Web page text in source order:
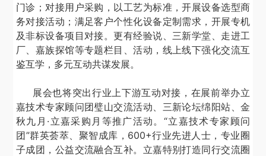
门诊；对接用户采购，以工艺为标准，开展设备选型商
务对接活动；满足客户个性化设备定制需求，开展专机
及非标设备项目对接。更有经验说、三新学堂、走进工
厂、嘉族探馆等专题栏目、活动，线上线下强化交流互
鉴互学，多元互动共谋发展。
展会也将突出行业上下游互动对接，在展前举办立
嘉技术专家顾问团璧山交流活动、三新论坛绵阳站、金
秋九月 ·立嘉采购月等推广活动。“立嘉技术专家顾问
团”群英荟萃、聚智成库， 600+行业先进人士，专业圈
子成团，公益交流融合互补。立嘉特别打造同行交流圈